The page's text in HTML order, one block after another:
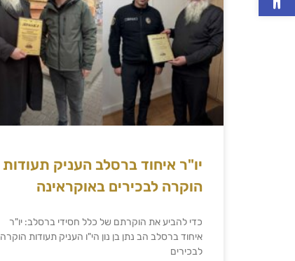
יו"ר איחוד ברסלב העניק תעודות
הוקרה לבכירים באוקראינה
כדי להביע את הוקרתם של כלל חסידי ברסלב: יו"ר
איחוד ברסלב הב נתן בן נון הי"ו העניק תעודות הוקרה
לבכירים